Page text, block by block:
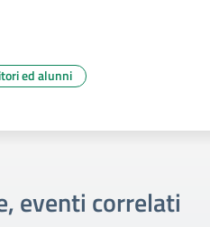
ed alunni
eventi correlati